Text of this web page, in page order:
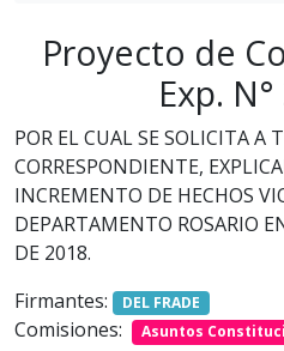
Proyecto de
Exp.
POR EL CUAL SE SOLICITA A
CORRESPONDIENTE,
INCREMENTO DE HECHOS
DEPARTAMENTO ROSARIO
DE 2018.
Firmantes:
DEL FRADE
Comisiones: Asuntos